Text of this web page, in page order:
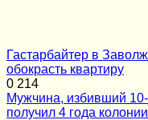
Гастарбайтер в
обокрасть квартиру
0 214
Мужчина, избивший 10-
получил 4 года колонии